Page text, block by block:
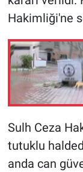
Hakimliği'ne
Sulh Ceza
tutuklu
anda can